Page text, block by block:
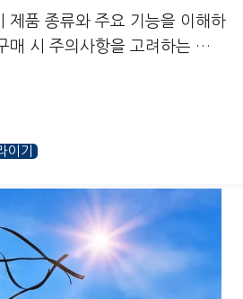
제품 종류와 주요 기능을 이해하
매 시 주의사항을 고려하는 …
이기